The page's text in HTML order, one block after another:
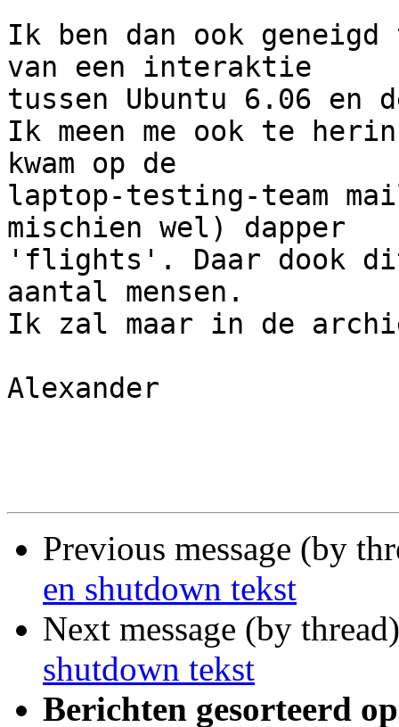
Ik ben dan ook
van een interaktie
tussen Ubuntu 6.06 en
Ik meen me ook te
kwam op de
laptop-testing-team
mischien wel) dapper
'flights'. Daar dook
aantal mensen.
Ik zal maar in de
Alexander
Previous message (by
en shutdown tekst
Next message (by
shutdown tekst
Berichten gesorteerd